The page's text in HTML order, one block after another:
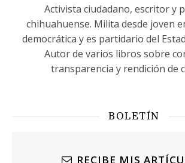
Activista ciudadano, escritor y
chihuahuense. Milita desde joven
democrática y es partidario del
Autor de varios libros sobre
transparencia y rendición de
BOLETÍN
RECIBE MIS